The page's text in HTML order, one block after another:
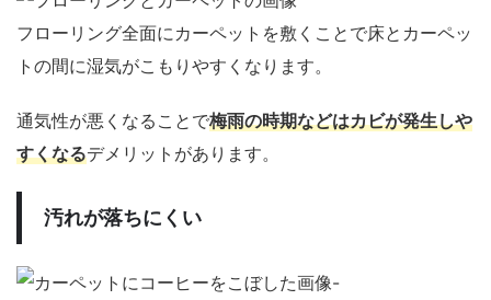
フローリング全面にカーペットを敷くことで床とカーペッ
トの間に湿気がこもりやすくなります。
通気性が悪くなることで梅雨の時期などはカビが発生しや
すくなるデメリットがあります。
汚れが落ちにくい